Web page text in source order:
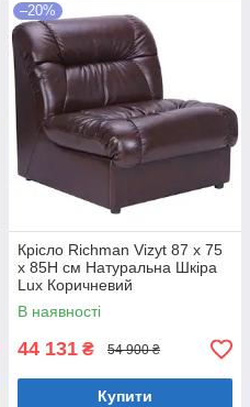
–20%
Крісло Richman Vizyt 87 x 75
x 85H см Натуральна Шкіра
Lux Коричневий
В наявності
44 131 ₴ 54 900 ₴
Купити